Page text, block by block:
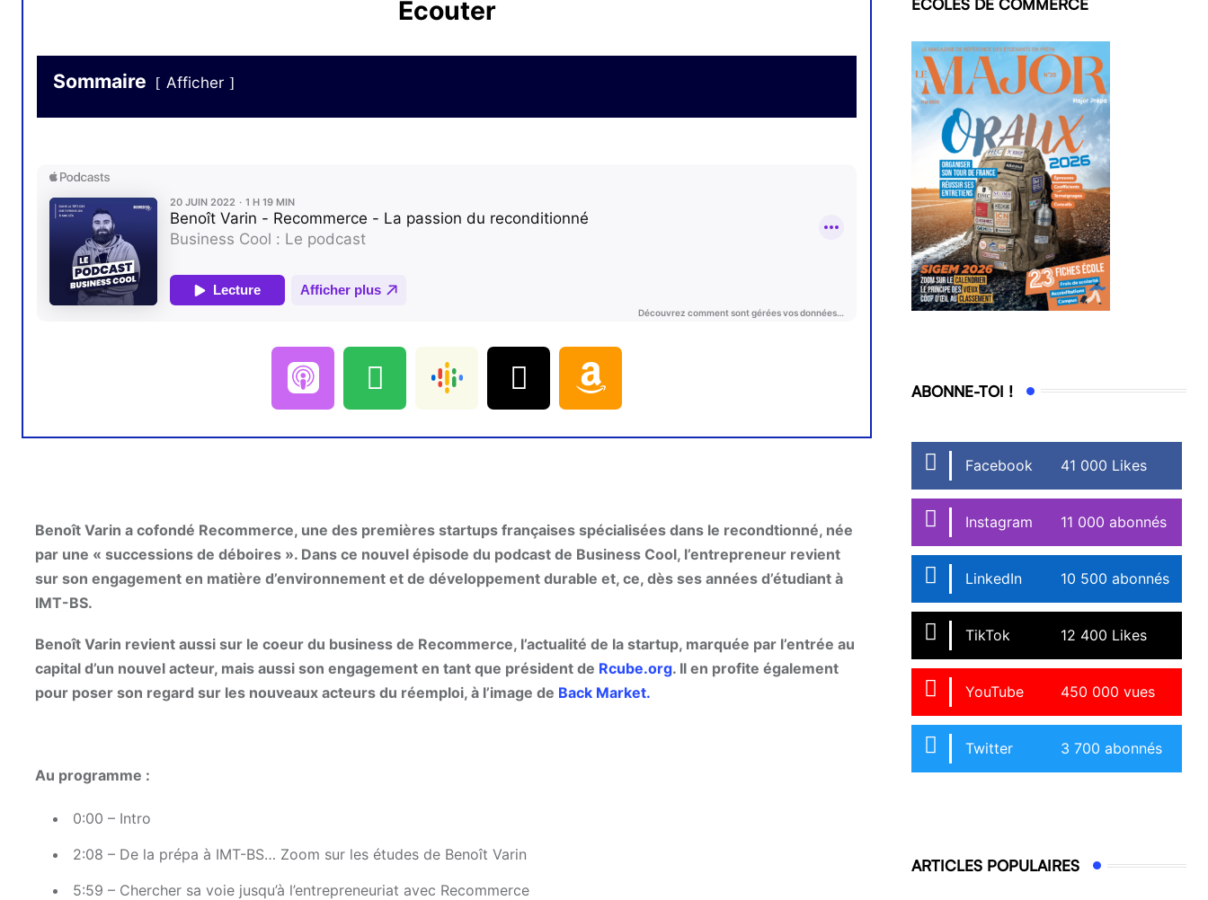
Écouter
Sommaire Afficher
Benoît Varin a cofondé Recommerce, une des premières startups françaises spécialisées dans le recondtionné, née
par une « successions de déboires ». Dans ce nouvel épisode du podcast de Business Cool, l’entrepreneur revient
sur son engagement en matière d’environnement et de développement durable et, ce, dès ses années d’étudiant à
IMT-BS.
Benoît Varin revient aussi sur le coeur du business de Recommerce, l’actualité de la startup, marquée par l’entrée au
capital d’un nouvel acteur, mais aussi son engagement en tant que président de Rcube.org. Il en profite également
pour poser son regard sur les nouveaux acteurs du réemploi, à l’image de Back Market.
Au programme :
0:00 – Intro
2:08 – De la prépa à IMT-BS… Zoom sur les études de Benoît Varin
5:59 – Chercher sa voie jusqu’à l’entrepreneuriat avec Recommerce
ÉCOLES DE COMMERCE
ABONNE-TOI !
Facebook 41 000 Likes
Instagram 11 000 abonnés
LinkedIn 10 500 abonnés
TikTok 12 400 Likes
YouTube 450 000 vues
Twitter 3 700 abonnés
ARTICLES POPULAIRES